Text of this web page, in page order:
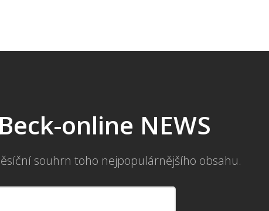
online NEWS
souhrn toho nejpopulárnějšího obsahu.